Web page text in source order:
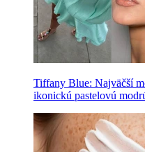
Tiffany Blue: Najväčší
ikonickú pastelovú